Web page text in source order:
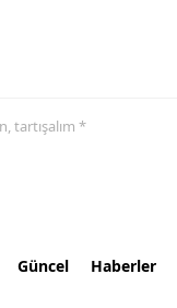
tartışalım *
Güncel Haberler